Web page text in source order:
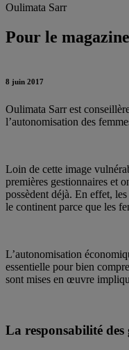
Oulimata Sarr
Pour le
8 juin 2017
Oulimata Sarr est
l’autonomisation des
Loin de cette image
premières gestionnaires et
possèdent déjà. En effet,
le continent parce que les
L’autonomisation
essentielle pour bien
sont mises en œuvre
La responsabilité